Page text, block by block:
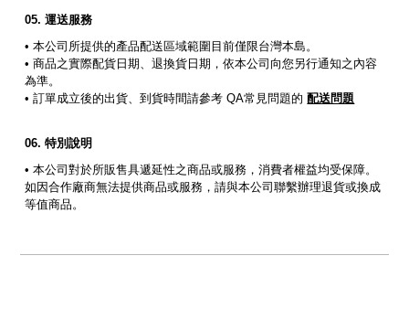
運送服務
• 本公司所提供的產品配送區域範圍目前僅限台灣本島。
• 商品之實際配貨日期、退換貨日期，依本公司向您另行通知之內容
為準。
• 訂單成立後的出貨、到貨時間請參考 QA常見問題的配送問題
特別說明
• 本公司對於所販售具遞延性之商品或服務，消費者權益均受保障。
如因合作廠商無法提供商品或服務，請與本公司聯繫辦理退貨或換成
等值商品。